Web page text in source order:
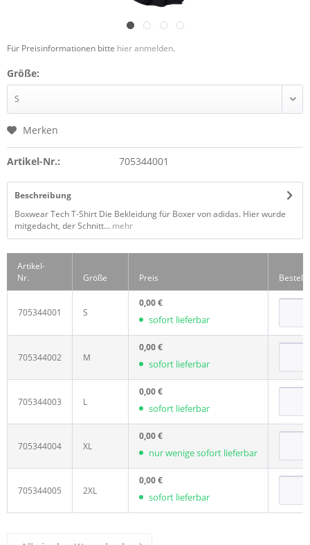
Für Preisinformationen bitte hier anmelden.
Größe:
Merken
Artikel-Nr.: 705344001
Beschreibung
Boxwear Tech T-Shirt Die Bekleidung für Boxer von adidas. Hier wurde
mitgedacht, der Schnitt... mehr
Artikel-
Nr.
Größe Preis
705344001 S
0,00 €
sofort lieferbar
705344002 M
0,00 €
sofort lieferbar
705344003 L
0,00 €
sofort lieferbar
705344004 XL
0,00 €
nur wenige sofort lieferbar
705344005 2XL
0,00 €
sofort lieferbar